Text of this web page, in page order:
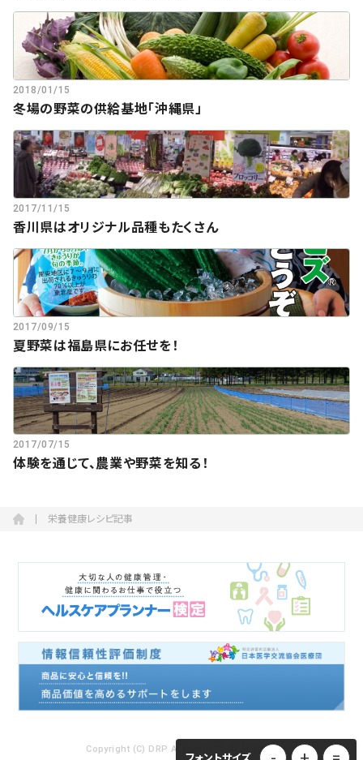
2018/01/15
冬場の野菜の供給基地「沖縄県」
2017/11/15
香川県はオリジナル品種もたくさん
2017/09/15
夏野菜は福島県にお任せを！
2017/07/15
体験を通じて、農業や野菜を知る！
栄養健康レシピ記事
Copyright (C) DRP ALL RIGHTS RESERVED.
フォントサイズ